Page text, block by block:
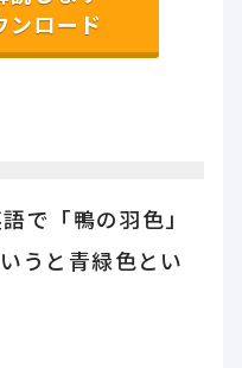
ンロード
で「鴨の羽色」
うと青緑色とい